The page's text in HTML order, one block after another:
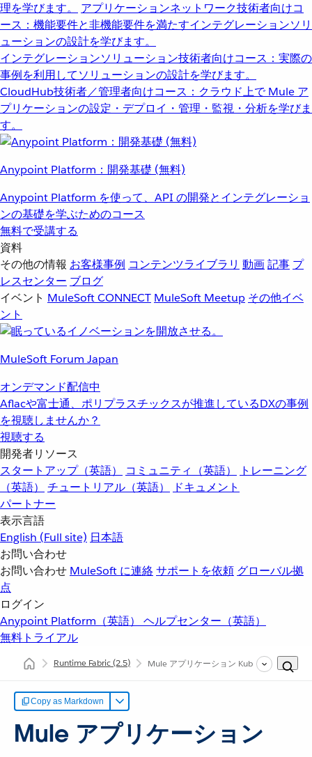
理を学びます。 アプリケーションネットワーク技術者向けコ
ース：機能要件と非機能要件を満たすインテグレーションソリ
ューションの設計を学びます。
インテグレーションソリューション技術者向けコース：実際の
事例を利用してソリューションの設計を学びます。
CloudHub技術者／管理者向けコース：クラウド上で Mule ア
プリケーションの設定・デプロイ・管理・監視・分析を学びま
す。
Anypoint Platform：開発基礎 (無料)
Anypoint Platform を使って、API の開発とインテグレーショ
ンの基礎を学ぶためのコース
無料で受講する
資料
その他の情報 お客様事例 コンテンツライブラリ 動画記事 プ
レスセンター ブログ
イベント MuleSoft CONNECT MuleSoft Meetup その他イベ
ント
MuleSoft Forum Japan
オンデマンド配信中
Aflacや富士通、ポリプラスチックスが推進しているDXの事例
を視聴しませんか？
視聴する
開発者リソース
スタートアップ（英語）
コミュニティ（英語）
トレーニング
（英語）
チュートリアル（英語）
ドキュメント
パートナー
表示言語
English (Full site) 日本語
お問い合わせ
お問い合わせ MuleSoft に連絡サポートを依頼 グローバル拠
点
ログイン
Anypoint Platform（英語） ヘルプセンター（英語）
無料トライアル
Runtime Fabric(2.5) Mule アプリケーション Kubernetes リソー
Copy as Markdown
Mule アプリケーション